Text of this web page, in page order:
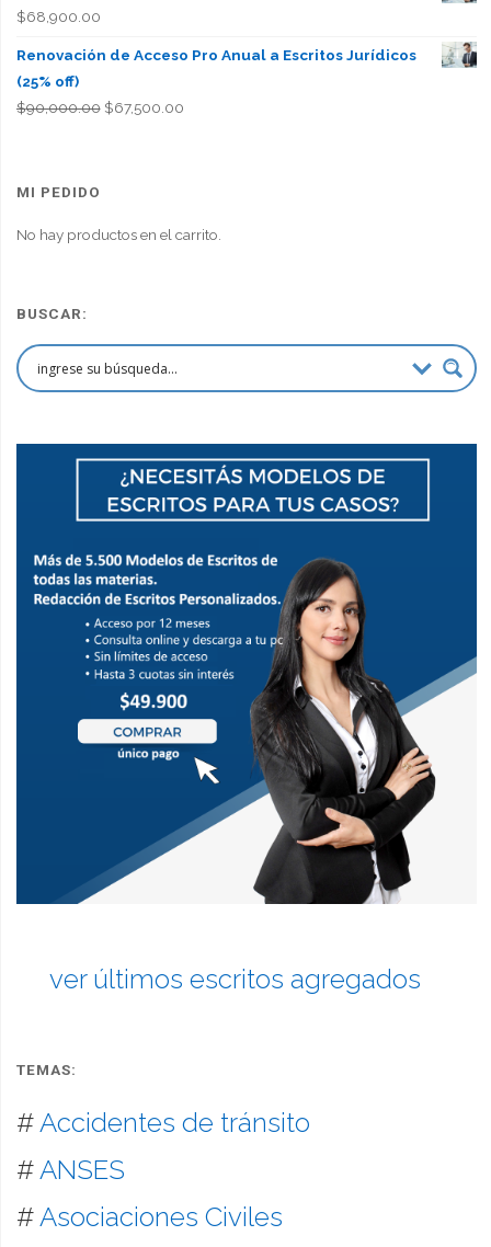
$68,900.00
Renovación de Acceso Pro Anual a Escritos Jurídicos
(25% off)
$90,000.00 El
$67,500.00El
MI PEDIDO
No hay productos en el carrito.
BUSCAR:
ver últimos escritos agregados
TEMAS:
#Accidentes de tránsito
#ANSES
#Asociaciones Civiles